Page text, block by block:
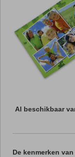
Al beschikbaar
De kenmerken